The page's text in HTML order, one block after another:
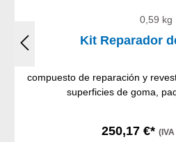
0,59 kg
Kit Reparador
compuesto de reparación y
superficies de goma,
250,17 €*